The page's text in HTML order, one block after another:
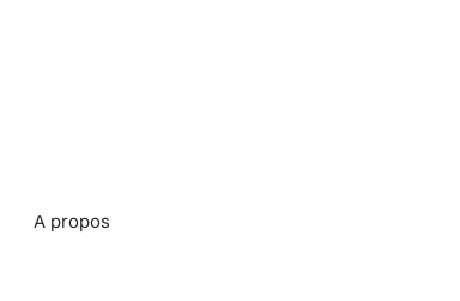
A propos